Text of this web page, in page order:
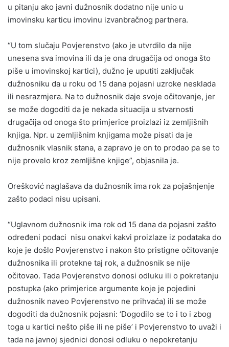
u pitanju ako javni dužnosnik dodatno nije unio u
imovinsku karticu imovinu izvanbračnog partnera.
“U tom slučaju Povjerenstvo (ako je utvrdilo da nije
unesena sva imovina ili da je ona drugačija od onoga što
piše u imovinskoj kartici), dužno je uputiti zaključak
dužnosniku da u roku od 15 dana pojasni uzroke nesklada
ili nesrazmjera. Na to dužnosnik daje svoje očitovanje, jer
se može dogoditi da je nekada situacija u stvarnosti
drugačija od onoga što primjerice proizlazi iz zemljišnih
knjiga. Npr. u zemljišnim knjigama može pisati da je
dužnosnik vlasnik stana, a zapravo je on to prodao pa se to
nije provelo kroz zemljišne knjige”, objasnila je.
Orešković naglašava da dužnosnik ima rok za pojašnjenje
zašto podaci nisu upisani.
“Uglavnom dužnosnik ima rok od 15 dana da pojasni zašto
određeni podaci nisu onakvi kakvi proizlaze iz podataka do
koje je došlo Povjerenstvo i nakon što pristigne očitovanje
dužnosnika ili protekne taj rok, a dužnosnik se nije
očitovao. Tada Povjerenstvo donosi odluku ili o pokretanju
postupka (ako primjerice argumente koje je pojedini
dužnosnik naveo Povjerenstvo ne prihvaća) ili se može
dogoditi da dužnosnik pojasni: ‘Dogodilo se to i to i zbog
toga u kartici nešto piše ili ne piše’ i Povjerenstvo to uvaži i
tada na javnoj sjednici donosi odluku o nepokretanju